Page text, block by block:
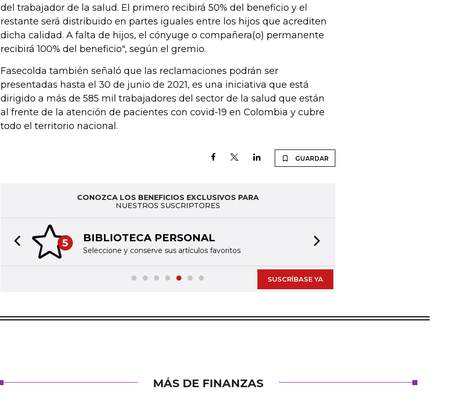
del trabajador de la salud. El primero recibirá 50% del beneficio y el
restante será distribuido en partes iguales entre los hijos que acrediten
dicha calidad. A falta de hijos, el cónyuge o compañera(o) permanente
recibirá 100% del beneficio", según el gremio.
Fasecolda también señaló que las reclamaciones podrán ser
presentadas hasta el 30 de junio de 2021, es una iniciativa que está
dirigido a más de 585 mil trabajadores del sector de la salud que están
al frente de la atención de pacientes con covid-19 en Colombia y cubre
todo el territorio nacional.
GUARDAR
CONOZCA LOS BENEFICIOS EXCLUSIVOS PARA
NUESTROS SUSCRIPTORES
5 BIBLIOTECA PERSONAL
Seleccione y conserve sus artículos favoritos
Previous slide
SUSCRÍBASE YA
MÁS DE FINANZAS